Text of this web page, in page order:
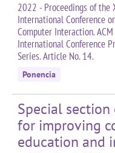
2022 - Proceedings of the
International Conference
Computer Interaction. ACM
International Conference
Series. Article No. 14.
Ponencia
Special
for improving
education and